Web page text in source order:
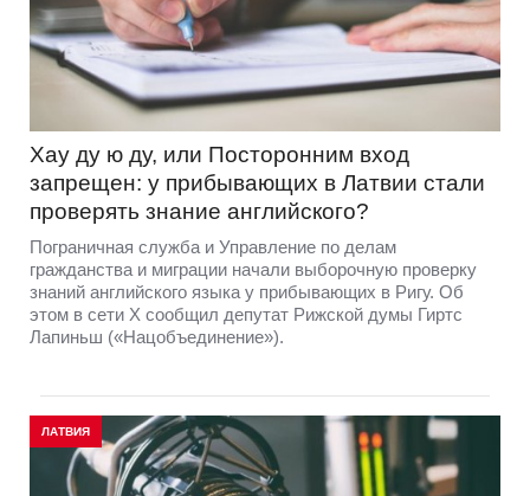
Хау ду ю ду, или Посторонним вход
запрещен: у прибывающих в Латвии стали
проверять знание английского?
Пограничная служба и Управление по делам
гражданства и миграции начали выборочную проверку
знаний английского языка у прибывающих в Ригу. Об
этом в сети Х сообщил депутат Рижской думы Гиртс
Лапиньш («Нацобъединение»).
ЛАТВИЯ